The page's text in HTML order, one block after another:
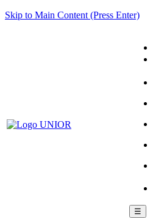
Skip to Main Content (Press Enter)
☰